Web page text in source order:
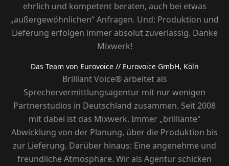
ehrlich und kompetent beraten, auch bei etwas
„außergewöhnlichen“ Anfragen. Und: Produktion und
Lieferung erfolgen immer absolut zuverlässig. Danke
Mixwerk!
Das Team von Eurovoice // Eurovoice GmbH, Köln
Brilliant Voice® arbeitet als
Sprechervermittlungsagentur mit nur wenigen
Partnerstudios in Deutschland zusammen. Seit 2008
mit dabei ist das Mixwerk. Immer „brilliante"
Abwicklung von der Planung, über die Produktion bis
zur Lieferung. Darüber hinaus: Eine angenehme und
freundliche Atmosphäre. Wir als Agentur schicken